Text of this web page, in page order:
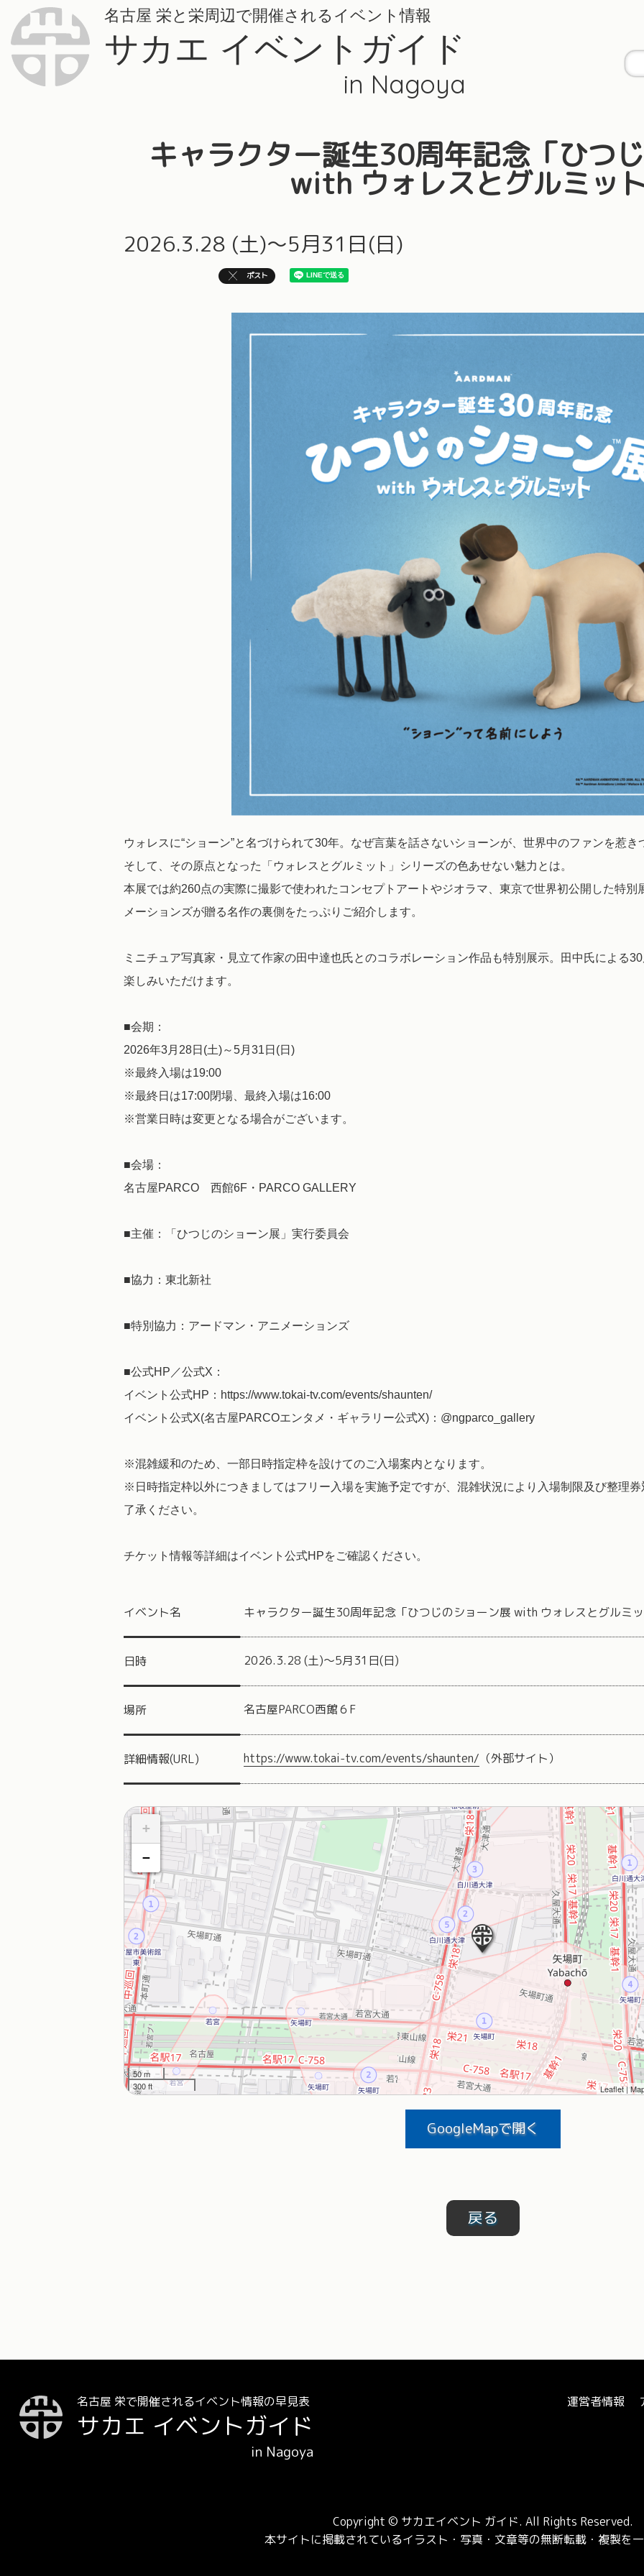
名古屋 栄と栄周辺で開催されるイベント情報
サカエ イベントガイド
in Nagoya
キャラクター誕生30周年記念「ひつ
with ウォレスとグルミッ
2026.3.28 (土)～5月31日(日)
ポスト
ウォレスに“ショーン”と名づけられて30年。なぜ言葉を話さないショーンが、世界中のファンを惹
そして、その原点となった「ウォレスとグルミット」シリーズの色あせない魅力とは。
本展では約260点の実際に撮影で使われたコンセプトアートやジオラマ、東京で世界初公開した特
メーションズが贈る名作の裏側をたっぷりご紹介します。
ミニチュア写真家・見立て作家の田中達也氏とのコラボレーション作品も特別展示。田中氏による
楽しみいただけます。
■会期：
2026年3月28日(土)～5月31日(日)
※最終入場は19:00
※最終日は17:00閉場、最終入場は16:00
※営業日時は変更となる場合がございます。
■会場：
名古屋PARCO 西館6F・PARCO GALLERY
■主催：「ひつじのショーン展」実行委員会
■協力：東北新社
■特別協力：アードマン・アニメーションズ
■公式HP／公式X：
イベント公式HP：https://www.tokai-tv.com/events/shaunten/
イベント公式X(名古屋PARCOエンタメ・ギャラリー公式X)：@ngparco_gallery
※混雑緩和のため、一部日時指定枠を設けてのご入場案内となります。
※日時指定枠以外につきましてはフリー入場を実施予定ですが、混雑状況により入場制限及び整理
了承ください。
チケット情報等詳細はイベント公式HPをご確認ください。
イベント名 キャラクター誕生30周年記念「ひつじのショーン展 with ウォレスとグルミ
日時 2026.3.28 (土)～5月31日(日)
場所 名古屋PARCO西館６F
詳細情報(URL) https://www.tokai-tv.com/events/shaunten/ （外部サイト）
+
−
50 m
300 ft
Leaflet|
GoogleMapで開く
戻る
名古屋 栄で開催されるイベント情報の早見表
サカエ イベントガイド
in Nagoya
運営者情報
Copyright © サカエイベント ガイド. All Rights Reserved.
本サイトに掲載されているイラスト・ 写真・文章等の無断転載・複製を